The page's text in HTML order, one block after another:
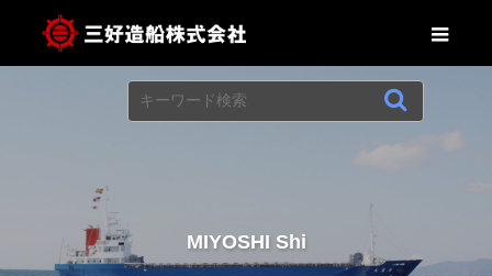
IYOSHI S hipb